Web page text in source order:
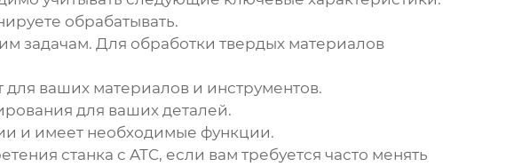
обрабатывать.
задачам. Для обработки твердых материалов
ваших материалов и инструментов.
для ваших деталей.
и имеет необходимые функции.
станка с ATC, если вам требуется часто менять